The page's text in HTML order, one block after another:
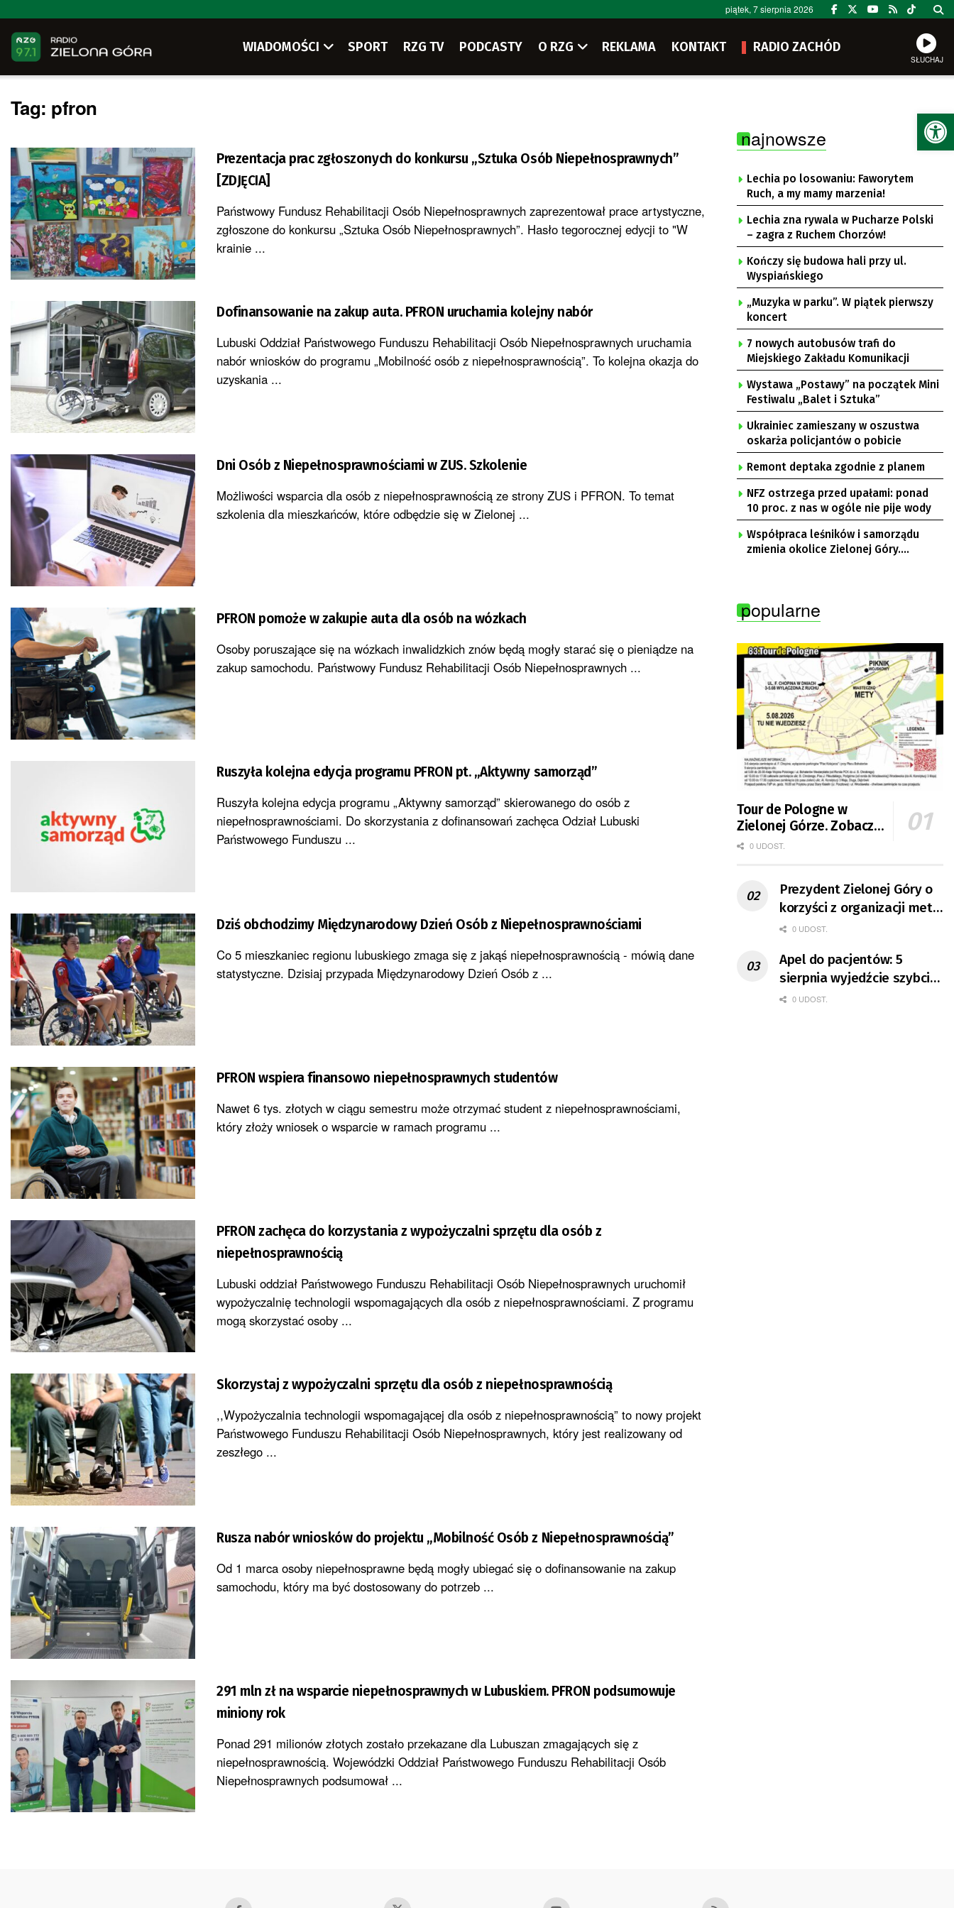
piątek, 7 sierpnia 2026
WIADOMOŚCI SPORT RZG TV PODCASTY O RZG REKLAMA KONTAKT RADIO ZACHÓD
SŁUCHAJ
Tag: pfron
Prezentacja prac zgłoszonych do konkursu „Sztuka Osób Niepełnosprawnych”
[ZDJĘCIA]
Państwowy Fundusz Rehabilitacji Osób Niepełnosprawnych zaprezentował prace artystyczne,
zgłoszone do konkursu „Sztuka Osób Niepełnosprawnych”. Hasło tegorocznej edycji to "W
krainie ...
Dofinansowanie na zakup auta. PFRON uruchamia kolejny nabór
Lubuski Oddział Państwowego Funduszu Rehabilitacji Osób Niepełnosprawnych uruchamia
nabór wniosków do programu „Mobilność osób z niepełnosprawnością”. To kolejna okazja do
uzyskania ...
Dni Osób z Niepełnosprawnościami w ZUS. Szkolenie
Możliwości wsparcia dla osób z niepełnosprawnością ze strony ZUS i PFRON. To temat
szkolenia dla mieszkańców, które odbędzie się w Zielonej ...
PFRON pomoże w zakupie auta dla osób na wózkach
Osoby poruszające się na wózkach inwalidzkich znów będą mogły starać się o pieniądze na
zakup samochodu. Państwowy Fundusz Rehabilitacji Osób Niepełnosprawnych ...
Ruszyła kolejna edycja programu PFRON pt. „Aktywny samorząd”
Ruszyła kolejna edycja programu „Aktywny samorząd” skierowanego do osób z
niepełnosprawnościami. Do skorzystania z dofinansowań zachęca Odział Lubuski
Państwowego Funduszu ...
Dziś obchodzimy Międzynarodowy Dzień Osób z Niepełnosprawnościami
Co 5 mieszkaniec regionu lubuskiego zmaga się z jakąś niepełnosprawnością - mówią dane
statystyczne. Dzisiaj przypada Międzynarodowy Dzień Osób z ...
PFRON wspiera finansowo niepełnosprawnych studentów
Nawet 6 tys. złotych w ciągu semestru może otrzymać student z niepełnosprawnościami,
który złoży wniosek o wsparcie w ramach programu ...
PFRON zachęca do korzystania z wypożyczalni sprzętu dla osób z
niepełnosprawnością
Lubuski oddział Państwowego Funduszu Rehabilitacji Osób Niepełnosprawnych uruchomił
wypożyczalnię technologii wspomagających dla osób z niepełnosprawnościami. Z programu
mogą skorzystać osoby ...
Skorzystaj z wypożyczalni sprzętu dla osób z niepełnosprawnością
,,Wypożyczalnia technologii wspomagającej dla osób z niepełnosprawnością” to nowy projekt
Państwowego Funduszu Rehabilitacji Osób Niepełnosprawnych, który jest realizowany od
zeszłego ...
Rusza nabór wniosków do projektu „Mobilność Osób z Niepełnosprawnością”
Od 1 marca osoby niepełnosprawne będą mogły ubiegać się o dofinansowanie na zakup
samochodu, który ma być dostosowany do potrzeb ...
291 mln zł na wsparcie niepełnosprawnych w Lubuskiem. PFRON podsumowuje
miniony rok
Ponad 291 milionów złotych zostało przekazane dla Lubuszan zmagających się z
niepełnosprawnością. Wojewódzki Oddział Państwowego Funduszu Rehabilitacji Osób
Niepełnosprawnych podsumował ...
najnowsze
Lechia po losowaniu: Faworytem
Ruch, a my mamy marzenia!
Lechia zna rywala w Pucharze Polski
– zagra z Ruchem Chorzów!
Kończy się budowa hali przy ul.
Wyspiańskiego
„Muzyka w parku”. W piątek pierwszy
koncert
7 nowych autobusów trafi do
Miejskiego Zakładu Komunikacji
Wystawa „Postawy” na początek Mini
Festiwalu „Balet i Sztuka”
Ukrainiec zamieszany w oszustwa
oskarża policjantów o pobicie
Remont deptaka zgodnie z planem
NFZ ostrzega przed upałami: ponad
10 proc. z nas w ogóle nie pije wody
Współpraca leśników i samorządu
zmienia okolice Zielonej Góry.
popularne
Tour de Pologne w
Zielonej Górze. Zobacz
zmiany w organizacji
0 UDOST.
Prezydent Zielonej Góry o
korzyści z organizacji mety
Tour de Pologne
0 UDOST.
Apel do pacjentów: 5
sierpnia wyjedźcie szybciej
z domów
0 UDOST.